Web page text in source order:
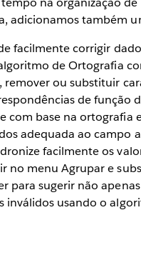
adicionamos também
facilmente corrigir
de Ortografia
remover ou substituir
de função
com base na ortografia
adequada ao campo
facilmente os
no menu Agrupar e
para sugerir não
inválidos usando o